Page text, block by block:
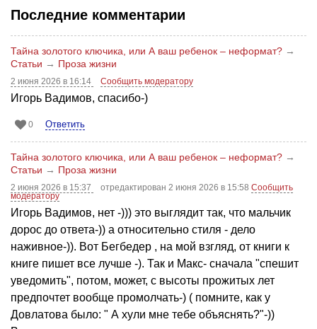
Последние комментарии
Тайна золотого ключика, или А ваш ребенок – неформат? →
Статьи → Проза жизни
2 июня 2026 в 16:14 Сообщить модератору
Игорь Вадимов, спасибо-)
0 Ответить
Тайна золотого ключика, или А ваш ребенок – неформат? →
Статьи → Проза жизни
2 июня 2026 в 15:37 отредактирован 2 июня 2026 в 15:58 Сообщить
модератору
Игорь Вадимов, нет -))) это выглядит так, что мальчик
дорос до ответа-)) а относительно стиля - дело
наживное-)). Вот Бегбедер , на мой взгляд, от книги к
книге пишет все лучше -). Так и Макс- сначала "спешит
уведомить", потом, может, с высоты прожитых лет
предпочтет вообще промолчать-) ( помните, как у
Довлатова было: " А хули мне тебе объяснять?"-))